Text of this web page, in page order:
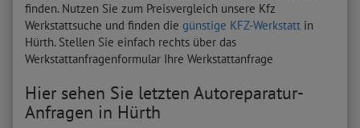
finden. Nutzen Sie zum Preisvergleich unsere Kfz
Werkstattsuche und finden die günstige KFZ-Werkstatt in
Hürth. Stellen Sie einfach rechts über das
Werkstattanfragenformular Ihre Werkstattanfrage
Hier sehen Sie letzten Autoreparatur-
Anfragen in Hürth